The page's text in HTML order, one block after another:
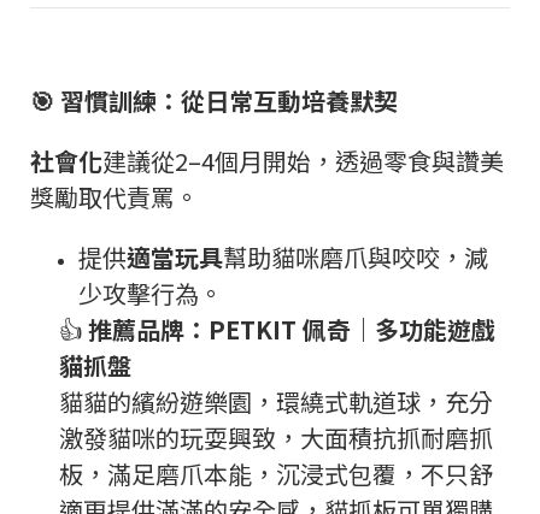
🎯 習慣訓練：從日常互動培養默契
社會化建議從2–4個月開始，透過零食與讚美
獎勵取代責罵。
提供適當玩具幫助貓咪磨爪與咬咬，減
少攻擊行為。
👍推薦品牌： PETKIT 佩奇｜多功能遊戲
貓抓盤
貓貓的繽紛遊樂園，環繞式軌道球，充分
激發貓咪的玩耍興致，大面積抗抓耐磨抓
板，滿足磨爪本能，沉浸式包覆，不只舒